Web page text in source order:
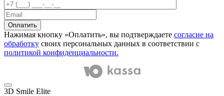
Оплатить
Нажимая кнопку «Оплатить», вы подтверждаете согласие на
обработку своих персональных данных в соответствии с
политикой конфиденциальности.
3D Smile Elite